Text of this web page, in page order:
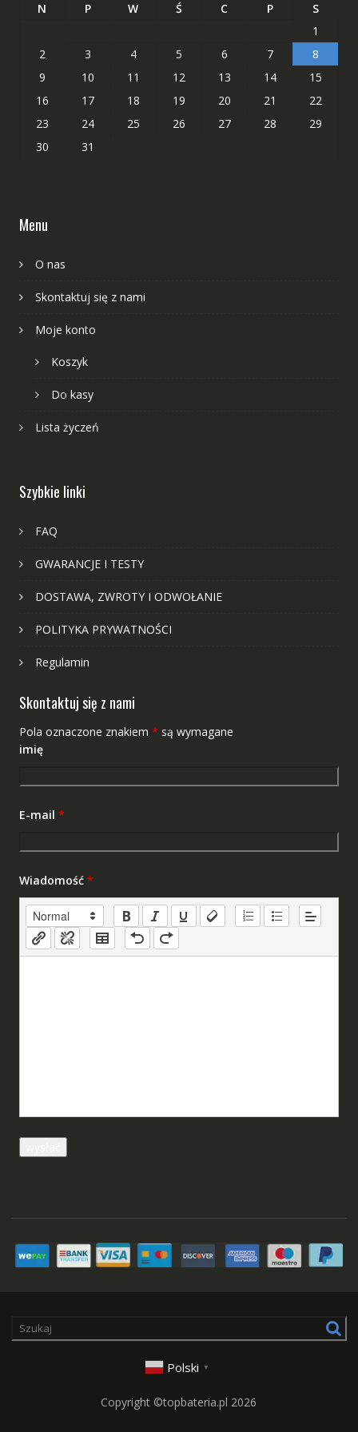
N P W Ś C P
S
1
2
3 4 5 6 7
8
9
10 11 12 13 14
15
16
17 18 19 20 21
22
23
24 25 26 27 28
29
30
31
Menu
O nas
Skontaktuj się z nami
Moje konto
Koszyk
Do kasy
Lista życzeń
Szybkie linki
FAQ
GWARANCJE I TESTY
DOSTAWA, ZWROTY I ODWOŁANIE
POLITYKA PRYWATNOŚCI
Regulamin
Skontaktuj się z nami
Pola oznaczone znakiem * są wymagane
imię
E-mail *
Wiadomość *
Polski ▼
Copyright ©topbateria.pl 2026